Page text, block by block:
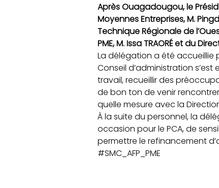
Après Ouagadougou, le
Moyennes Entreprises, M.
Technique Régionale de
PME, M. Issa TRAORÉ et du
La délégation a été accueillie
Conseil d’administration
travail, recueillir des
de bon ton de venir
quelle mesure avec la
À la suite du personnel, la
occasion pour le PCA, de
permettre le refinancement
#SMC_AFP_PME